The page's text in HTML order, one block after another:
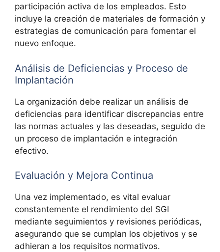
participación activa de los empleados. Esto
incluye la creación de materiales de formación y
estrategias de comunicación para fomentar el
nuevo enfoque.
Análisis de Deficiencias y Proceso de
Implantación
La organización debe realizar un análisis de
deficiencias para identificar discrepancias entre
las normas actuales y las deseadas, seguido de
un proceso de implantación e integración
efectivo.
Evaluación y Mejora Continua
Una vez implementado, es vital evaluar
constantemente el rendimiento del SGI
mediante seguimientos y revisiones periódicas,
asegurando que se cumplan los objetivos y se
adhieran a los requisitos normativos.